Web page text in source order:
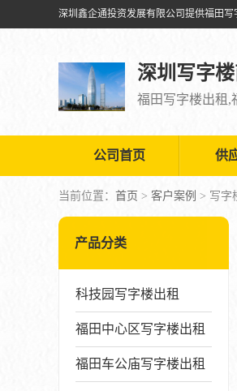
深圳写字
公司首页 供
当前位置： 首页 > 客户案例 > 写字
产品分类
科技园写字楼出租
福田中心区写字楼出租
福田车公庙写字楼出租